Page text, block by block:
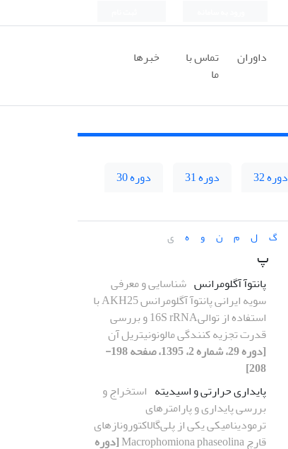
داوران
تماس با
ما
خبرها
دوره 32 دوره 31
دوره 30
گ ل م ن و ه ی
پ
پانتوآ آگلومرانس شناسایی و معرفی
سویه ایرانی پانتوآ آگلومرانس AKH25 با
استفاده از توالی16S rRNA و بررسی
قدرت تجزیه کنندگی مالونونیتریل آن
[دوره 29، شماره 2، 1395، صفحه 198-
208]
پایداری حرارتی و اسیدیته استخراج و
بررسی پایداری و پارامترهای
ترمودینامیکی یکی از پلی‌گالاکتورونازهای
قارچ Macrophomiona phaseolina
[دوره